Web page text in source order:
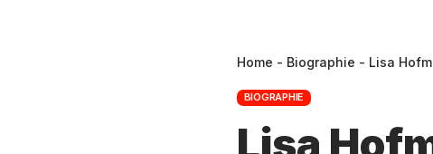
Home - Biographie - Lisa
BIOGRAPHIE
Lisa